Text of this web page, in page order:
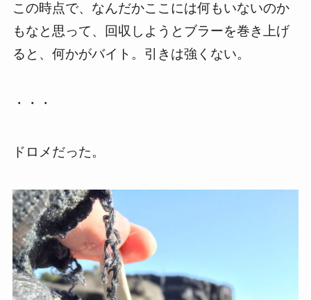
この時点で、なんだかここには何もいないのか
もなと思って、回収しようとブラーを巻き上げ
ると、何かがバイト。引きは強くない。
・・・
ドロメだった。